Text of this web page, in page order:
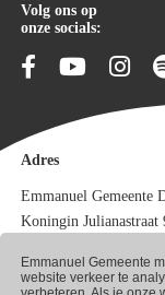
Emmanuel Gemeente
website verkeer te
Volg ons op
onze socials:
Adres
Emmanuel Gemeente
Koningin Julianastraat
Meer contact